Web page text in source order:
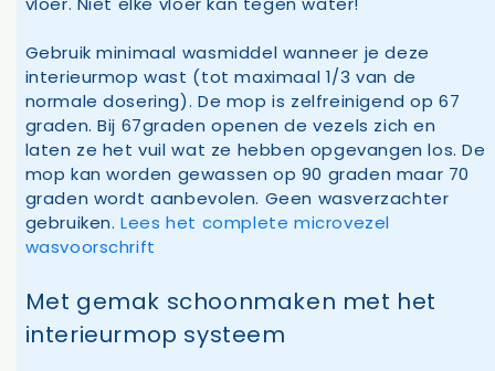
Gebruik minimaal wasmiddel wanneer je deze
interieurmop wast (tot maximaal 1/3 van de
normale dosering). De mop is zelfreinigend op 67
graden. Bij 67graden openen de vezels zich en
laten ze het vuil wat ze hebben opgevangen los. De
mop kan worden gewassen op 90 graden maar 70
graden wordt aanbevolen. Geen wasverzachter
gebruiken.Lees het complete microvezel
wasvoorschrift
Met gemak schoonmaken met het
interieurmop systeem